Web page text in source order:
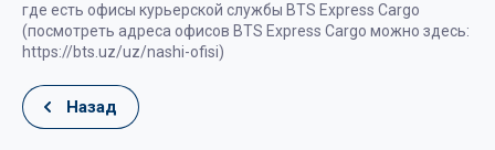
где есть офисы курьерской службы BTS Express Cargo
(посмотреть адреса офисов BTS Express Cargo можно здесь:
https://bts.uz/uz/nashi-ofisi)
Назад